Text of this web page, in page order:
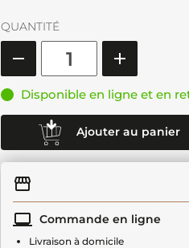
QUANTITÉ
Disponible en ligne et en
Ajouter au panier
Commande en ligne
Livraison à domicile